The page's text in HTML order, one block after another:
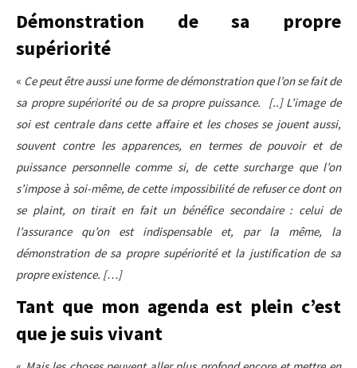
Démonstration de sa propre
supériorité
« Ce peut être aussi une forme de démonstration que l’on se fait de
sa propre supériorité ou de sa propre puissance. [..] L’image de
soi est centrale dans cette affaire et les choses se jouent aussi,
souvent contre les apparences, en termes de pouvoir et de
puissance personnelle comme si, de cette surcharge que l’on
s’impose à soi-même, de cette impossibilité de refuser ce dont on
se plaint, on tirait en fait un bénéfice secondaire : celui de
l’assurance qu’on est indispensable et, par la même, la
démonstration de sa propre supériorité et la justification de sa
propre existence. […]
Tant que mon agenda est plein c’est
que je suis vivant